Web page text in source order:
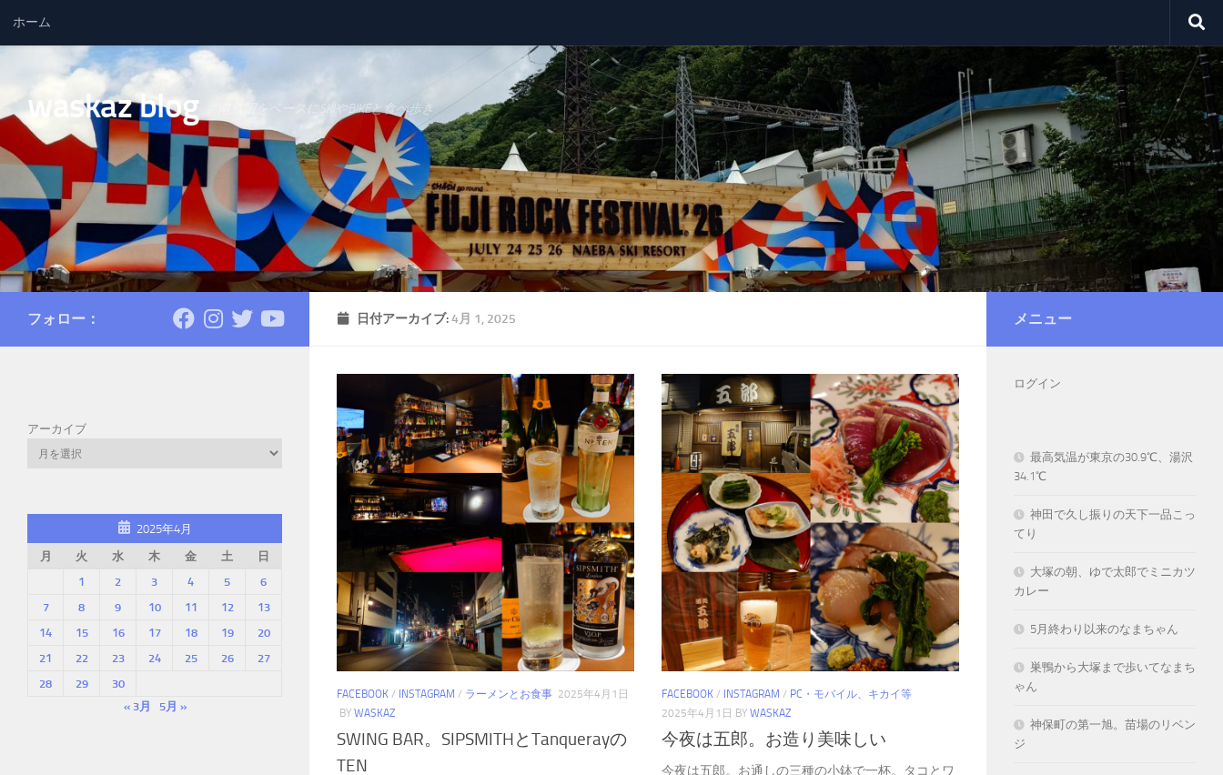
コンテンツへスキップ
ホーム
waskaz blog 南魚沼をベースにSKIやBIKEと食べ歩き
日付アーカイブ:4月 1, 2025
FACEBOOK / INSTAGRAM / ラーメンとお食事 2025年4月1日
BY WASKAZ
SWING BAR。SIPSMITHとTanquerayの
TEN
FACEBOOK / INSTAGRAM / PC・モバイル、キカイ等
2025年4月1日 BY WASKAZ
今夜は五郎。お造り美味しい
今夜は五郎。お通しの三種の小鉢で一杯。タコとワ
フォロー：
アーカイブ
2025年4月
月
火 水 木 金 土
日
1
2 3 4 5
6
7
8 9 10 11 12
13
14
15 16 17 18 19
20
21
22 23 24 25 26
27
28
29
30
« 3月
5月 »
メニュー
ログイン
最高気温が東京の30.9℃、湯沢
34.1℃
神田で久し振りの天下一品こっ
てり
大塚の朝、ゆで太郎でミニカツ
カレー
5月終わり以来のなまちゃん
巣鴨から大塚まで歩いてなまち
ゃん
神保町の第一旭。苗場のリベン
ジ